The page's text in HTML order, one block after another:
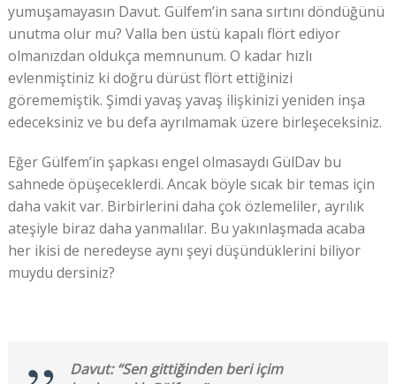
yumuşamayasın Davut. Gülfem’in sana sırtını döndüğünü
unutma olur mu? Valla ben üstü kapalı flört ediyor
olmanızdan oldukça memnunum. O kadar hızlı
evlenmiştiniz ki doğru dürüst flört ettiğinizi
görememiştik. Şimdi yavaş yavaş ilişkinizi yeniden inşa
edeceksiniz ve bu defa ayrılmamak üzere birleşeceksiniz.
Eğer Gülfem’in şapkası engel olmasaydı GülDav bu
sahnede öpüşeceklerdi. Ancak böyle sıcak bir temas için
daha vakit var. Birbirlerini daha çok özlemeliler, ayrılık
ateşiyle biraz daha yanmalılar. Bu yakınlaşmada acaba
her ikisi de neredeyse aynı şeyi düşündüklerini biliyor
muydu dersiniz?
Davut: “Sen gittiğinden beri içim